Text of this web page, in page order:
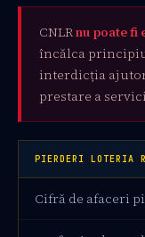
CNLRnu poate fi
încălca
interdicția
prestare a
PIERDERI LOTERIA
Cifră de afaceri